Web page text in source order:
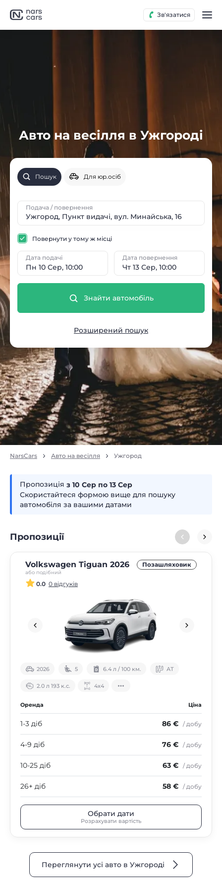
Зв'язатися
Авто на весілля в Ужгороді
Пошук Для юр.осіб
Подача / повернення
Пн 10 Сер, 10:00
Дата подачі
Чт 13 Сер, 10:00
Дата повернення
Повернути у тому ж місці
Знайти автомобіль
Розширений пошук
NarsCars Авто на весілля Ужгород
Пропозиція з 10 сер по 13
сер
Скористайтеся формою вище для пошуку
автомобіля за вашими датами
Пропозиції
Volkswagen Tiguan 2026
або подібний
Позашляховик
0.0 0 відгуків
2026 5 6.4 л / 100 км. АТ
2.0 л 193 к.с. 4х4
Оренда Ціна
1-3 діб 86 € / добу
4-9 діб 76 € / добу
10-25 діб 63 € / добу
26+ діб 58 € / добу
Обрати дати
Розрахувати вартість
Переглянути усі авто в Ужгороді